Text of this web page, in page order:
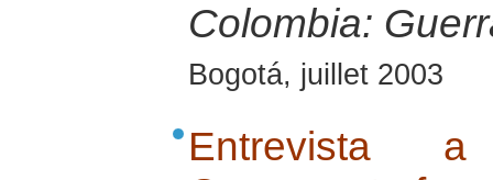
Colombia:
Bogotá, juillet 2003
Entrevista